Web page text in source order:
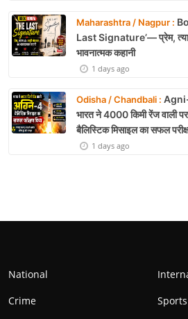
Maharashtra / Nagpur :
Last Signature’— प्रेम,
भावनात्मक कहानी
1 days ago
Odisha / Chandbali :
भारत ने 4000 किमी रेंज वाली
बैलिस्टिक मिसाइल का सफल
1 days ago
National
Crime
Sports